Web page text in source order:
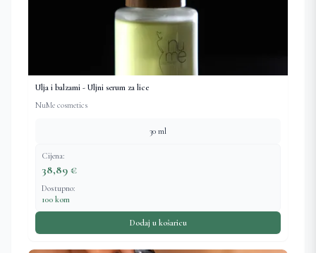
Ulja i balzami - Uljni serum za lice
NuMe cosmetics
30 ml
Cijena:
38,89 €
Dostupno:
100 kom
Dodaj u košaricu